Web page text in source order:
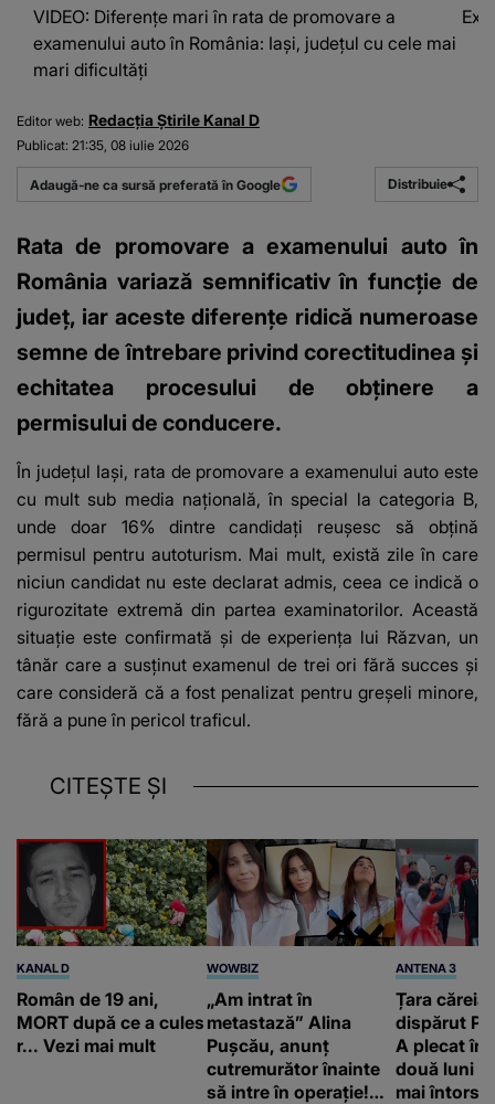
VIDEO: Diferențe mari în rata de promovare a
examenului auto în România: Iași, județul cu cele mai
mari dificultăți
Editor web: Redacția Știrile Kanal D
Publicat: 21:35, 08 iulie 2026
Adaugă-ne ca sursă preferată în Google Distribuie
Rata de promovare a examenului auto în
România variază semnificativ în funcție de
județ, iar aceste diferențe ridică numeroase
semne de întrebare privind corectitudinea și
echitatea procesului de obținere a
permisului de conducere.
În județul Iași, rata de promovare a examenului auto este
cu mult sub media națională, în special la categoria B,
unde doar 16% dintre candidați reușesc să obțină
permisul pentru autoturism. Mai mult, există zile în care
niciun candidat nu este declarat admis, ceea ce indică o
rigurozitate extremă din partea examinatorilor. Această
situație este confirmată și de experiența lui Răzvan, un
tânăr care a susținut examenul de trei ori fără succes și
care consideră că a fost penalizat pentru greșeli minore,
fără a pune în pericol traficul.
CITEȘTE ȘI
KANAL D
Român de 19 ani,
MORT după ce a cules
r... Vezi mai mult
WOWBIZ
„Am intrat în
metastază” Alina
Pușcău, anunț
cutremurător înainte
să intre în operație!
ANTENA 3
Țara căreia
dispărut
A plecat în
două luni
mai întors